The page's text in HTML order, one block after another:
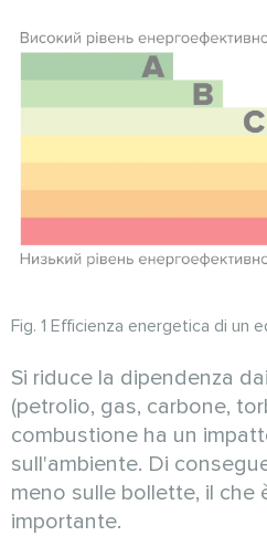
Fig. 1 Efficienza energetica di un
Si riduce la dipendenza
(petrolio, gas, carbone,
combustione ha un
sull'ambiente. Di
meno sulle bollette, il che
importante.